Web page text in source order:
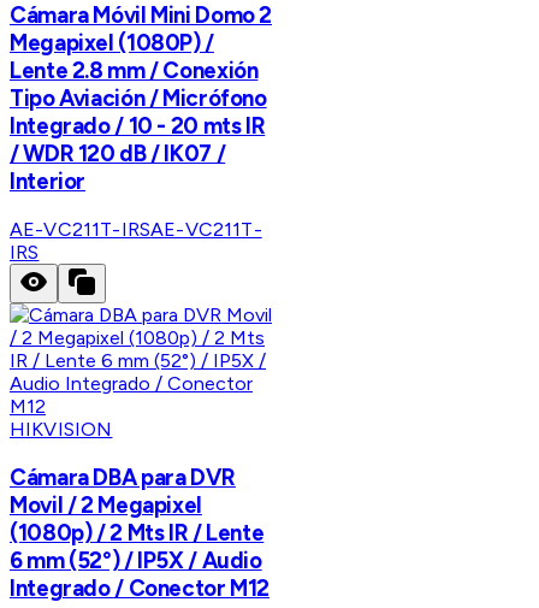
Cámara Móvil Mini Domo 2
Megapixel (1080P) /
Lente 2.8 mm / Conexión
Tipo Aviación / Micrófono
Integrado / 10 - 20 mts IR
/ WDR 120 dB / IK07 /
Interior
AE-VC211T-IRSAE-VC211T-
IRS
HIKVISION
Cámara DBA para DVR
Movil / 2 Megapixel
(1080p) / 2 Mts IR / Lente
6 mm (52°) / IP5X / Audio
Integrado / Conector M12